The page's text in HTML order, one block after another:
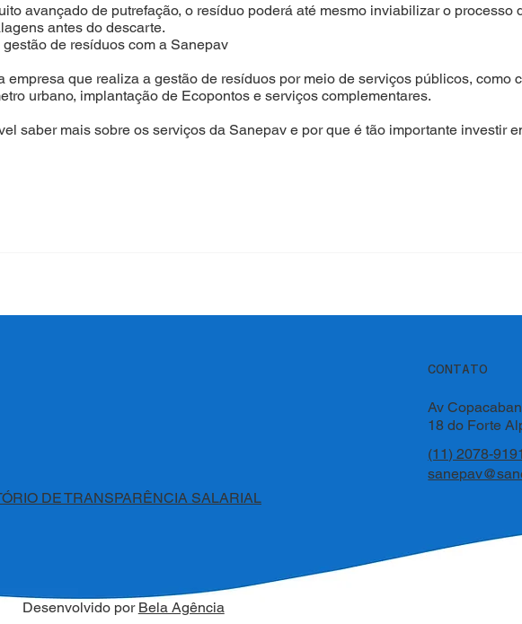
avançado de putrefação, o resíduo poderá até mesmo inviabilizar o processo
antes do descarte.
de resíduos com a Sanepav
empresa que realiza a gestão de resíduos por meio de serviços públicos, como
urbano, implantação de Ecopontos e serviços complementares.
saber mais sobre os serviços da Sanepav e por que é tão importante investir
CONTATO
Av
18 do Forte
(11) 2078-9191
DE TRANSPARÊNCIA SALARIAL
Desenvolvido por Bela Agência